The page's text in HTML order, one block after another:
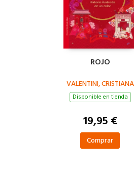
ROJO
VALENTINI, CRISTIANA
Disponible en tienda
19,95 €
Comprar